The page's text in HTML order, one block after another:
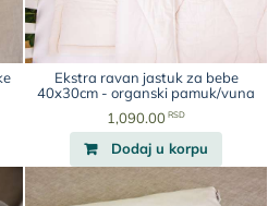
na
Ekstra ravan jastuk za bebe
40x30cm - organski pamuk/vuna
1,090.00 RSD
Dodaj u korpu